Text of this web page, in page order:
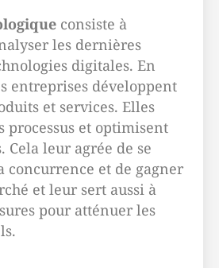
consiste à
les dernières
digitales. En
entreprises développent
et services. Elles
processus et optimisent
Cela leur agrée de se
concurrence et de gagner
et leur sert aussi à
pour atténuer les